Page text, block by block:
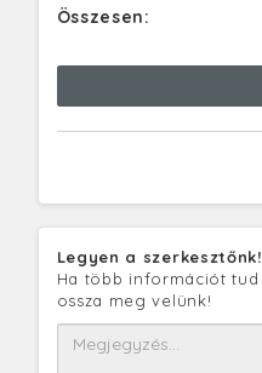
Összesen:
Legyen a szerkesztőnk!
Ha több információt tud
ossza meg velünk!